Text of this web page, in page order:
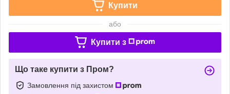
Купити
або
Купити з
Що таке купити з Пром?
Замовлення під захистом